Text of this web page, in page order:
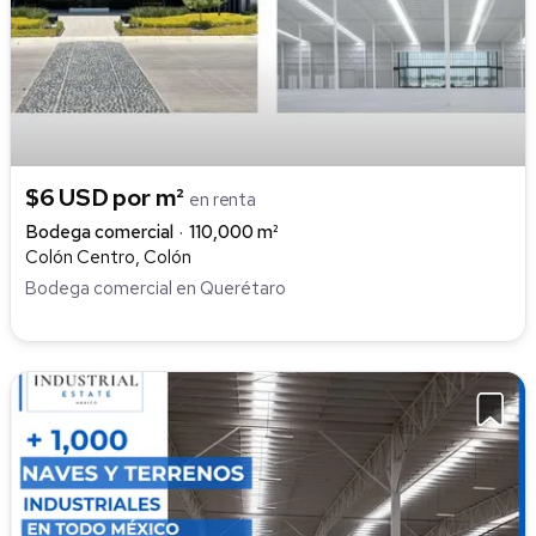
$6 USD por m² en renta
Bodega comercial
110,000 m²
Colón Centro, Colón
Bodega comercial en Querétaro